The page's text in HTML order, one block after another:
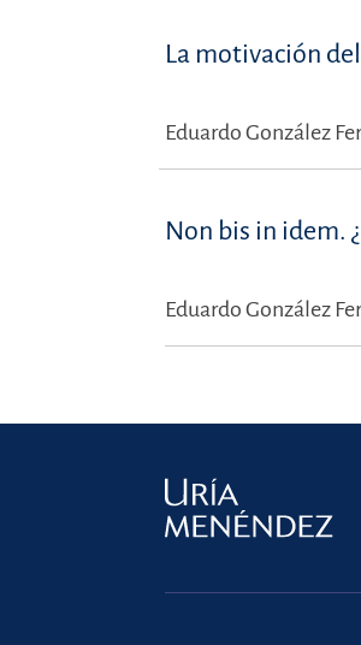
La motivación
Eduardo González
Non bis in idem.
Eduardo González